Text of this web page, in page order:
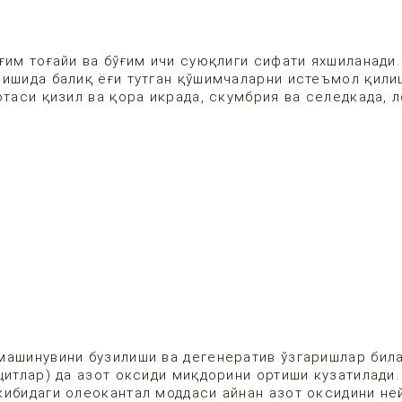
тоғайи ва бўғим ичи суюқлиги сифати
балиқ ёғи тутган қўшимчаларни истеъмол
қизил ва қора икрада, скумбрия ва селедкада,
бузилиши ва дегенератив ўзгаришлар
да азот оксиди миқдорини ортиши
олеокантал моддаси айнан азот оксидини